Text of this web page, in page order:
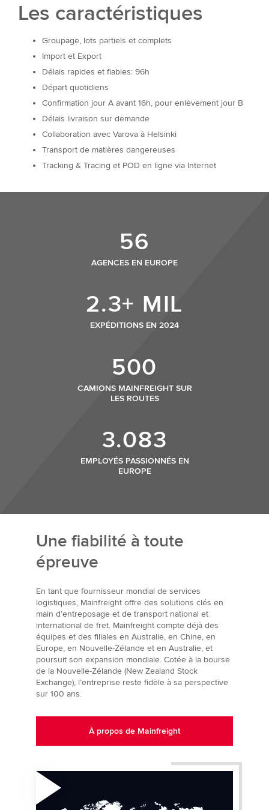
Les caractéristiques
Groupage, lots partiels et complets
Import et Export
Délais rapides et fiables: 96h
Départ quotidiens
Confirmation jour A avant 16h, pour enlèvement jour B
Délais livraison sur demande
Collaboration avec Varova à Helsinki
Transport de matières dangereuses
Tracking & Tracing et POD en ligne via Internet
56
AGENCES EN EUROPE
2.3+ MIL
EXPÉDITIONS EN 2024
500
CAMIONS MAINFREIGHT SUR
LES ROUTES
3.083
EMPLOYÉS PASSIONNÉS EN
EUROPE
Une fiabilité à toute
épreuve
En tant que fournisseur mondial de services
logistiques, Mainfreight offre des solutions clés en
main d’entreposage et de transport national et
international de fret. Mainfreight compte déjà des
équipes et des filiales en Australie, en Chine, en
Europe, en Nouvelle-Zélande et en Australie, et
poursuit son expansion mondiale. Cotée à la bourse
de la Nouvelle-Zélande (New Zealand Stock
Exchange), l’entreprise reste fidèle à sa perspective
sur 100 ans.
À propos de Mainfreight